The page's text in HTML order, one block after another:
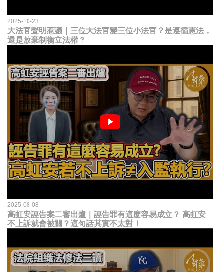
2025-10-23
大法官聲明惹議｜三位大法官變三位小法官？是遵循憲法，
還是放棄制衡立法權？
2025-08-08
高虹安誣告案二審出爐｜誣告罪有這麼容易成立？ 高虹安
不上訴就會被關？這句話其實不太對！